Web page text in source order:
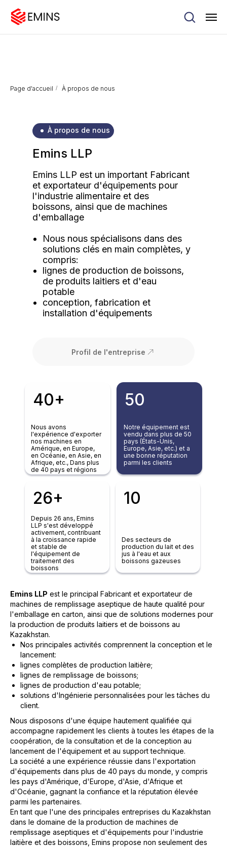
Page d'accueil / À propos de nous
À propos de nous
10
26+
50
40+
Emins LLP
Notre équipement est
vendu dans plus de 50
pays (États-Unis,
Europe, Asie, etc.) et a
une bonne réputation
parmi les clients
Des secteurs de
production du lait et des
jus à l'eau et aux
boissons gazeuses
Emins LLP est un important Fabricant
et exportateur d'équipements pour
l'industrie alimentaire et des
boissons, ainsi que de machines
d'emballage
Nous nous spécialisons dans des
solutions clés en main complètes, y
compris:
lignes de production de boissons,
de produits laitiers et d'eau
potable
conception, fabrication et
installation d'équipements
Depuis 26 ans, Emins
LLP s'est développé
activement, contribuant
à la croissance rapide
et stable de
l'équipement de
traitement des
boissons
Nous avons
l'expérience d'exporter
nos machines en
Amérique, en Europe,
en Océanie, en Asie, en
Afrique, etc., Dans plus
de 40 pays et régions
Profil de l'entreprise
Emins LLP est le principal Fabricant et exportateur de
machines de remplissage aseptique de haute qualité pour
l'emballage en carton, ainsi que de solutions modernes pour
la production de produits laitiers et de boissons au
Kazakhstan.
Nos principales activités comprennent la conception et le
lancement:
lignes complètes de production laitière;
lignes de remplissage de boissons;
lignes de production d'eau potable;
solutions d'Ingénierie personnalisées pour les tâches du
client.
Nous disposons d'une équipe hautement qualifiée qui
accompagne rapidement les clients à toutes les étapes de la
coopération, de la consultation et de la conception au
lancement de l'équipement et au support technique.
La société a une expérience réussie dans l'exportation
d'équipements dans plus de 40 pays du monde, y compris
les pays d'Amérique, d'Europe, d'Asie, d'Afrique et
d'Océanie, gagnant la confiance et la réputation élevée
parmi les partenaires.
En tant que l'une des principales entreprises du Kazakhstan
dans le domaine de la production de machines de
remplissage aseptiques et d'équipements pour l'industrie
laitière et des boissons, Emins propose non seulement des